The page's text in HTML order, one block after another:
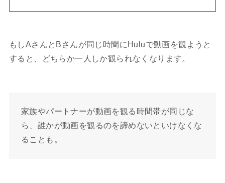
もしAさんとBさんが同じ時間にHuluで動画を観ようと
すると、どちらか一人しか観られなくなります。
家族やパートナーが動画を観る時間帯が同じな
ら、誰かが動画を観るのを諦めないといけなくな
ることも。